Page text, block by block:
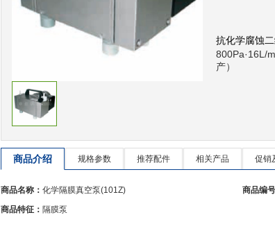
抗化学腐蚀
800Pa·16L/
产）
商品介绍 规格参数 推荐配件 相关产品 促销
商品名称： 化学隔膜真空泵(101Z) 商品编号
商品特征： 隔膜泵